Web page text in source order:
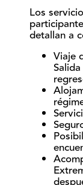
Los
detallan a
Viaje